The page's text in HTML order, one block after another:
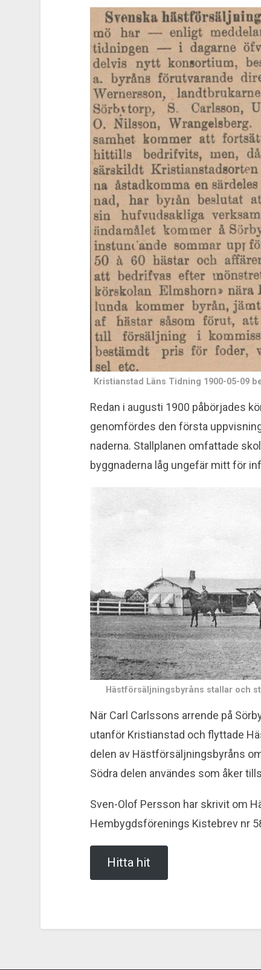
Kristian­stad Läns Tidning 1900-05-09
Redan i augusti 1900 påbörjades
genomfördes den första
naderna. Stallplanen om­fattade
bygg­naderna låg unge­fär mitt för
Hästförsäljningsbyråns stallar och
När Carl Carlssons arrende på
utanför Kristianstad och flyttade
delen av Häst­för­sälj­nings­byråns
Södra delen användes som åker
Sven-Olof Persson har skrivit om
Hembygdsförenings Kistebrev nr
Hitta hit